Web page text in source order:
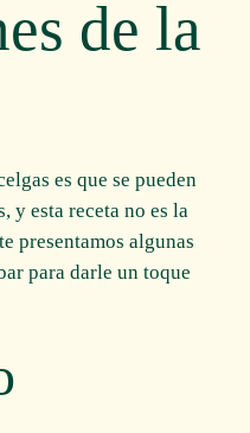
de la
es que se pueden
y esta receta no es la
presentamos algunas
para darle un toque